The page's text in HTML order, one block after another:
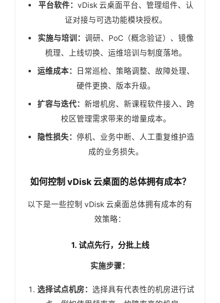
平台软件： vDisk 云桌面平台、管理组件、认
证对接与可选功能模块授权。
实施与培训： 调研、PoC（概念验证）、镜像
梳理、上线切换、运维培训与制度落地。
运维成本：
日常巡检、策略调整、故障处理、
硬件更换、版本升级。
扩容与迭代： 新增机房、新课程软件接入、跨
校区管理需求带来的增量成本。
隐性损失： 停机、业务中断、人工重复维护造
成的业务损失。
如何控制 vDisk 云桌面的总体拥有成本？
以下是一些控制 vDisk 云桌面总体拥有成本的有
效策略：
1. 试点先行，分批上线
实施步骤：
选择试点机房： 选择具有代表性的机房进行试